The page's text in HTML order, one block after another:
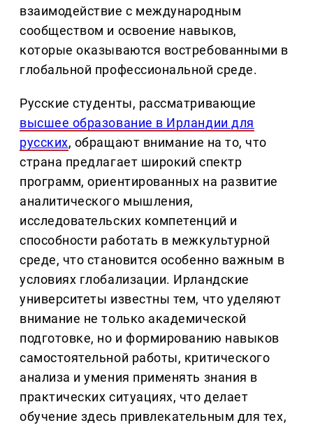
взаимодействие с международным
сообществом и освоение навыков,
которые оказываются востребованными в
глобальной профессиональной среде.
Русские студенты, рассматривающие
высшее образование в Ирландии для
русских, обращают внимание на то, что
страна предлагает широкий спектр
программ, ориентированных на развитие
аналитического мышления,
исследовательских компетенций и
способности работать в межкультурной
среде, что становится особенно важным в
условиях глобализации. Ирландские
университеты известны тем, что уделяют
внимание не только академической
подготовке, но и формированию навыков
самостоятельной работы, критического
анализа и умения применять знания в
практических ситуациях, что делает
обучение здесь привлекательным для тех,